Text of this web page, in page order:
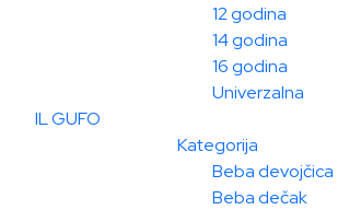
12 godina
14 godina
16 godina
Univerzalna
IL GUFO
Kategorija
Beba devojčica
Beba dečak